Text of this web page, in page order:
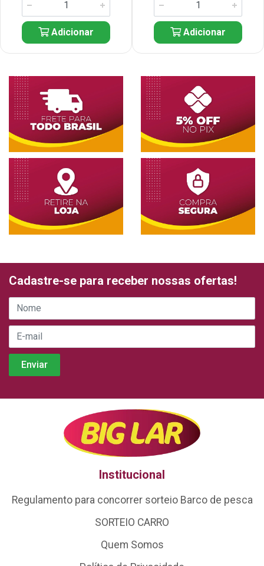
Adicionar Adicionar
Cadastre-se para receber nossas ofertas!
Institucional
Regulamento para concorrer sorteio Barco de pesca
SORTEIO CARRO
Quem Somos